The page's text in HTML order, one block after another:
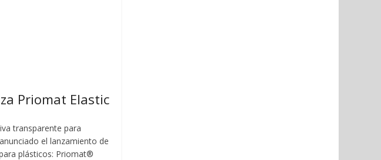
Priomat Elastic
transparente para
el lanzamiento de
plásticos: Priomat®